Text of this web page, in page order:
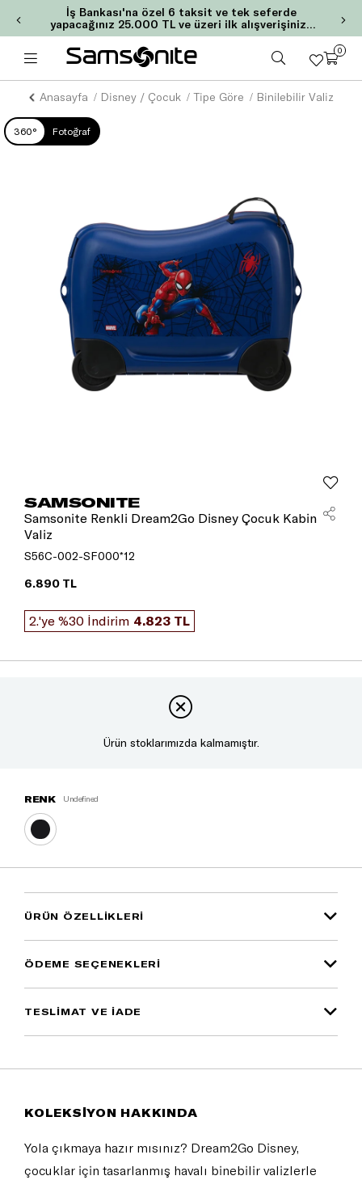
İş Bankası'na özel 6 taksit ve tek seferde
yapacağınız 25.000 TL ve üzeri ilk alışverişinize
2.000 TL MaxiPuan!
0
Anasayfa Disney / Çocuk Tipe Göre Binilebilir Valiz
360° Fotoğraf
SAMSONITE
Samsonite Renkli Dream2Go Disney Çocuk Kabin
Valiz
S56C-002-SF000*12
6.890 TL
2.'ye %30 İndirim 4.823 TL
Ürün stoklarımızda kalmamıştır.
RENK undefined
ÜRÜN ÖZELLIKLERI
ÖDEME SEÇENEKLERI
TESLİMAT VE İADE
KOLEKSİYON HAKKINDA
Yola çıkmaya hazır mısınız? Dream2Go Disney,
çocuklar için tasarlanmış havalı binebilir valizlerle